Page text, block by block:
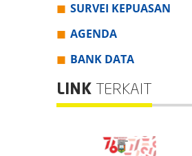
SURVEI KEPUASAN
AGENDA
BANK DATA
LINK TERKAIT